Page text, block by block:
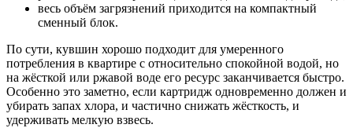
весь объём загрязнений приходится на компактный
сменный блок.
По сути, кувшин хорошо подходит для умеренного
потребления в квартире с относительно спокойной водой, но
на жёсткой или ржавой воде его ресурс заканчивается быстро.
Особенно это заметно, если картридж одновременно должен и
убирать запах хлора, и частично снижать жёсткость, и
удерживать мелкую взвесь.